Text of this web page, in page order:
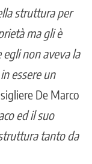
struttura per
ma gli è
non aveva la
essere un
De Marco
ed il suo
tanto da